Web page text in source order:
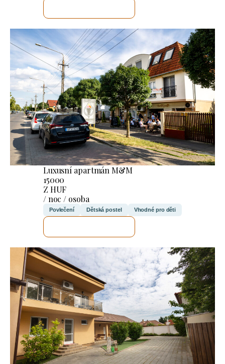
Luxusní apartmán M&M
15000
Z HUF
/ noc / osoba
Povlečení Dětská postel Vhodné pro děti